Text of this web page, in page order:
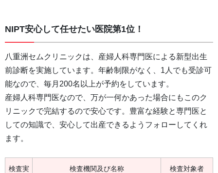
NIPT安心して任せたい医院第1位！
八重洲セムクリニックは、産婦人科専門医による新型出生
前診断を実施しています。年齢制限がなく、1人でも受診可
能なので、毎月200名以上が予約をしています。
産婦人科専門医なので、万が一何かあった場合にもこのク
リニックで完結するので安心です。豊富な経験と専門医と
しての知識で、安心して出産できるようフォローしてくれ
ます。
検査実
検査機関及び名称 検査対象者